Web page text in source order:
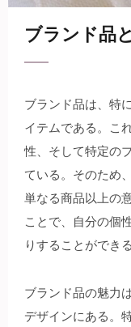
ブランド品
ブランド品は、特
イテムである。
こ
性、そして特定の
ている。そのため
単なる商品以上の
ことで、自分の個
りすることができ
ブランド品の魅力
デザインにある。